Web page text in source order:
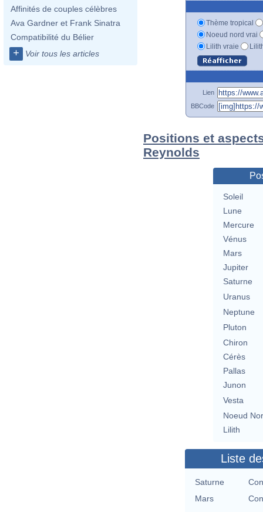
Affinités de couples célèbres
Ava Gardner et Frank Sinatra
Compatibilité du Bélier
+ Voir tous les articles
Thème tropical
Noeud nord vrai
Lilith vraie
Lien
BBCode
Positions et
Reynolds
Soleil
Lune
Mercure
Vénus
Mars
Jupiter
Saturne
Uranus
Neptune
Pluton
Chiron
Cérès
Pallas
Junon
Vesta
Noeud
Lilith
Liste
Saturne
Mars